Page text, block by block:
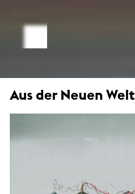
Aus der Neuen Welt